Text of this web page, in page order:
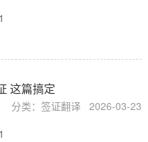
这篇搞定
分类：签证翻译
2026-03-23